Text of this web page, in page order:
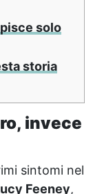
solo
storia
invece
sintomi nel
Feeney,